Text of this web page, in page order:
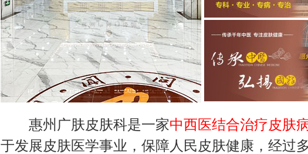
惠州广肤皮肤科是一家中西医结合治疗皮肤
于发展皮肤医学事业，保障人民皮肤健康，经过